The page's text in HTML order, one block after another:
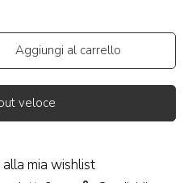
Aggiungi al carrello
veloce
mia wishlist